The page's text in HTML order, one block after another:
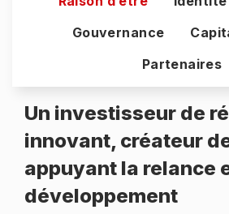
Gouvernance
Partenaires
Un investisseur de
innovant, créateur
appuyant la relance
développement